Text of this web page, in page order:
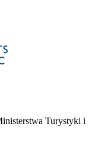
Turystyki i